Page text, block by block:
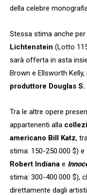
della celebre
Stessa stima anche per
Lichtenstein (Lotto
sarà offerta in asta
Brown e Ellsworth
produttore Douglas
Tra le altre opere
appartenenti alla
americano Bill Katz,
stima: 150-250.000 $) e
Robert Indiana e
stima: 300-400.000 $),
direttamente dagli